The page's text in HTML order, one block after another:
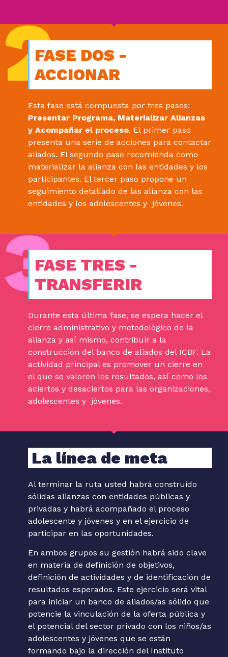
FASE DOS -
ACCIONAR
Esta fase está compuesta por tres pasos:
Presentar Programa, Materializar Alianzas
y Acompañar el proceso. El primer paso
presenta una serie de acciones para contactar
aliados. El segundo paso recomienda como
materializar la alianza con las entidades y los
participantes. El tercer paso propone un
seguimiento detallado de las alianza con las
entidades y los adolescentes y jóvenes.
FASE TRES -
TRANSFERIR
Durante esta última fase, se espera hacer el
cierre administrativo y metodológico de la
alianza y así mismo, contribuir a la
construcción del banco de aliados del ICBF. La
actividad principal es promover un cierre en
el que se valoren los resultados, así como los
aciertos y desaciertos para las organizaciones,
adolescentes y jóvenes.
La línea de meta
Al terminar la ruta usted habrá construido
sólidas alianzas con entidades públicas y
privadas y habrá acompañado el proceso
adolescente y jóvenes y en el ejercicio de
participar en las oportunidades.
En ambos grupos su gestión habrá sido clave
en materia de definición de objetivos,
definición de actividades y de identificación de
resultados esperados. Este ejercicio será vital
para iniciar un banco de aliados/as sólido que
potencie la vinculación de la oferta pública y
el potencial del sector privado con los niños/as
adolescentes y jóvenes que se están
formando bajo la dirección del Instituto